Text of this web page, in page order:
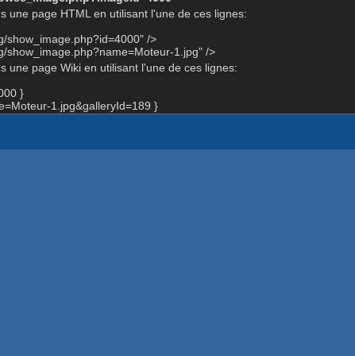
une page HTML en utilisant l'une de ces lignes:
show_image.php?id=4000" />
show_image.php?name=Moteur-1.jpg" />
une page Wiki en utilisant l'une de ces lignes:
}
1.jpg&galleryId=189 }